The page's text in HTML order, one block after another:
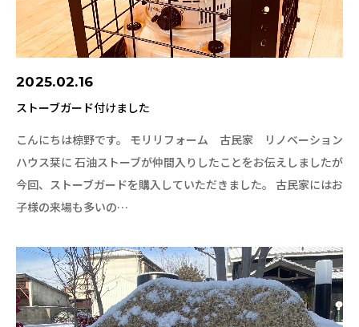
2025.02.16
ストーブガード付けました
こんにちは椋野です。 モリリフォーム 古民家 リノベーション
ハウス栞に 石油ストーブが仲間入りしたことをお伝えしましたが
今回、ストーブガードを購入していただきました。 古民家にはお
子様の来場も多いの…